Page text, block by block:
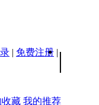
| 免费注册 | |
藏 我的推荐